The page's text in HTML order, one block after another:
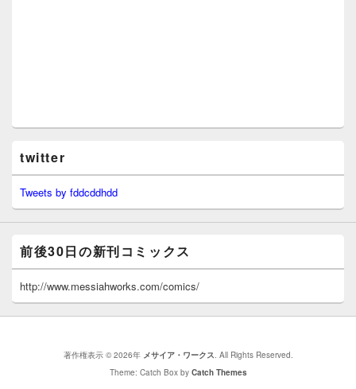
twitter
Tweets by fddcddhdd
前後30日の新刊コミックス
http://www.messiahworks.com/comics/
著作権表示 © 2026年 メサイア・ワークス. All Rights Reserved.
Theme: Catch Box by Catch Themes